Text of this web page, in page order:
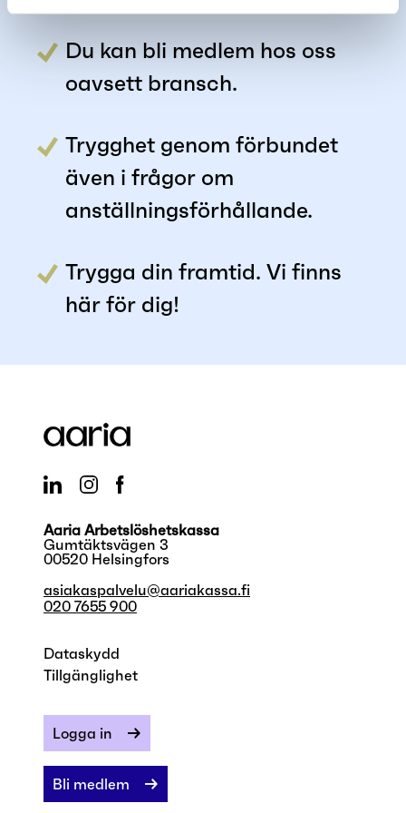
Du kan bli medlem hos oss
oavsett bransch.
Trygghet genom förbundet
även i frågor om
anställningsförhållande.
Trygga din framtid. Vi finns
här för dig!
Aaria Arbetslöshetskassa
Gumtäktsvägen 3
00520 Helsingfors
asiakaspalvelu@aariakassa.fi
020 7655 900
Dataskydd
Tillgänglighet
Logga in
Bli medlem